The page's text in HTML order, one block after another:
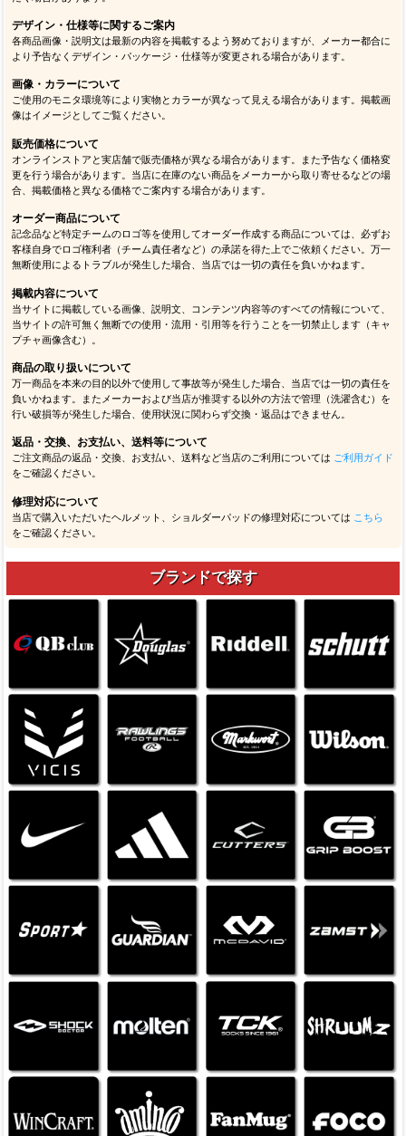
デザイン・仕様等に関するご案内
各商品画像・説明文は最新の内容を掲載するよう努めておりますが、メーカー都合に
より予告なくデザイン・パッケージ・仕様等が変更される場合があります。
画像・カラーについて
ご使用のモニタ環境等により実物とカラーが異なって見える場合があります。掲載画
像はイメージとしてご覧ください。
販売価格について
オンラインストアと実店舗で販売価格が異なる場合があります。また予告なく価格変
更を行う場合があります。当店に在庫のない商品をメーカーから取り寄せるなどの場
合、掲載価格と異なる価格でご案内する場合があります。
オーダー商品について
記念品など特定チームのロゴ等を使用してオーダー作成する商品については、必ずお
客様自身でロゴ権利者（チーム責任者など）の承諾を得た上でご依頼ください。万一
無断使用によるトラブルが発生した場合、当店では一切の責任を負いかねます。
掲載内容について
当サイトに掲載している画像、説明文、コンテンツ内容等のすべての情報について、
当サイトの許可無く無断での使用・流用・引用等を行うことを一切禁止します（キャ
プチャ画像含む）。
商品の取り扱いについて
万一商品を本来の目的以外で使用して事故等が発生した場合、当店では一切の責任を
負いかねます。またメーカーおよび当店が推奨する以外の方法で管理（洗濯含む）を
行い破損等が発生した場合、使用状況に関わらず交換・返品はできません。
返品・交換、お支払い、送料等について
ご注文商品の返品・交換、お支払い、送料など当店のご利用については ご利用ガイド
をご確認ください。
修理対応について
当店で購入いただいたヘルメット、ショルダーパッドの修理対応については こちら
をご確認ください。
ブランドで探す